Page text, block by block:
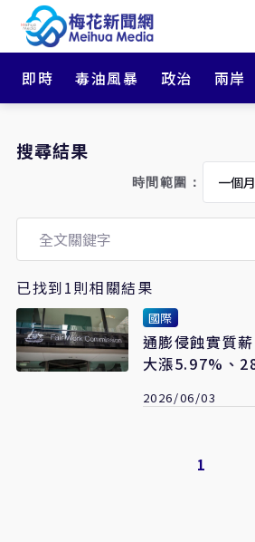
即時 毒油風暴 政治 兩岸
搜尋結果
時間範圍：
已找到1則相關結果
國際
通膨侵蝕實質
大漲5.97%、
2026/06/03
1